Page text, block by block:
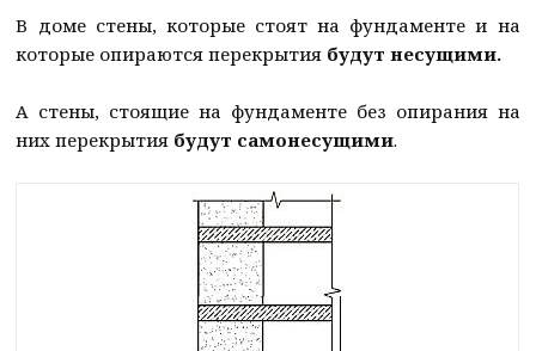
В доме стены, которые стоят на фундаменте и на
которые опираются перекрытия будут несущими.
А стены, стоящие на фундаменте без опирания на
них перекрытия будут самонесущими.